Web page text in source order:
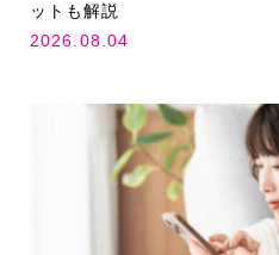
ットも解説
2026.08.04